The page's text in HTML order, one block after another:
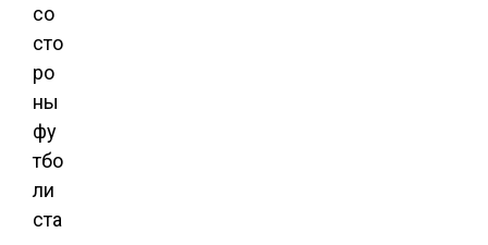
со
сто
ро
ны
фу
тбо
ли
ста